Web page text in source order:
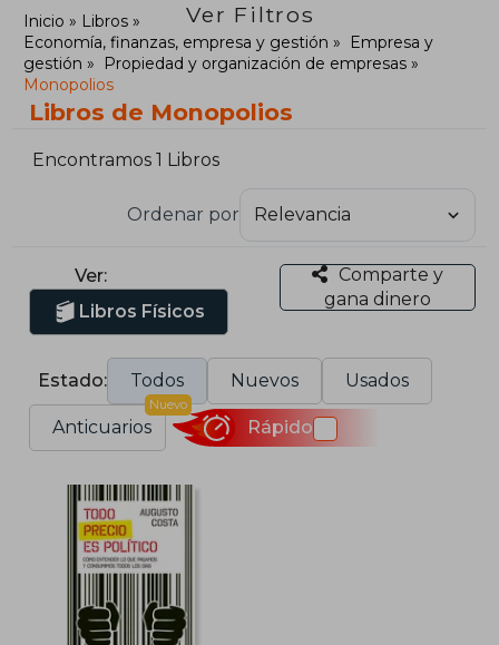
Ver Filtros
Inicio
Libros
Economía, finanzas, empresa y gestión
Empresa y
gestión
Propiedad y organización de empresas
Monopolios
Libros de Monopolios
Encontramos 1 Libros
Ordenar por
Ver:
Libros Físicos
Comparte y
gana dinero
Estado: Todos Nuevos Usados
Anticuarios
Nuevo
Rápido